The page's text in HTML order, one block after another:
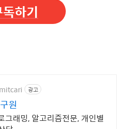
하기
광고
원
그래밍, 알고리즘전문, 개인별